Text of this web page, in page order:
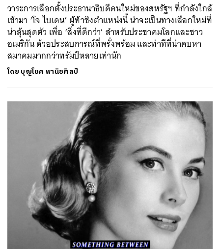
วาระการเลือกตั้งประธานาธิบดีคนใหม่ของสหรัฐฯ ที่กำลังใกล้
เข้ามา ‘โจ ไบเดน’ ผู้ท้าชิงตำแหน่งนี้ น่าจะเป็นทางเลือกใหม่ที่
น่าลุ้นสุดตัว เพื่อ ‘สิ่งที่ดีกว่า’ สำหรับประชาคมโลกและชาว
อเมริกัน ด้วยประสบการณ์ที่พรั่งพร้อม และท่าทีที่น่าคบหา
สมาคมมากกว่าทรัมป์หลายเท่านัก
โดย บุญโชค พานิชศิลป์